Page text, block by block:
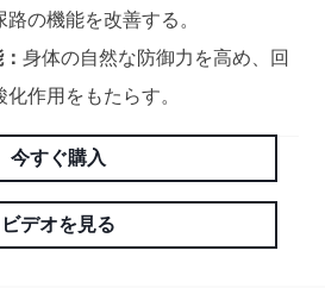
の機能を改善する。
：身体の自然な防御力を高め、回
作用をもたらす。
今すぐ購入
ビデオを見る